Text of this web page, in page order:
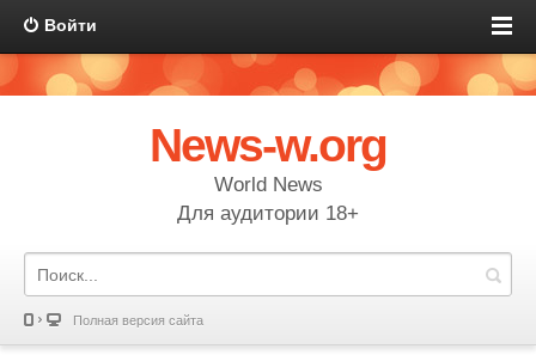
Войти
News-w.org
World News
Для аудитории 18+
Полная версия сайта